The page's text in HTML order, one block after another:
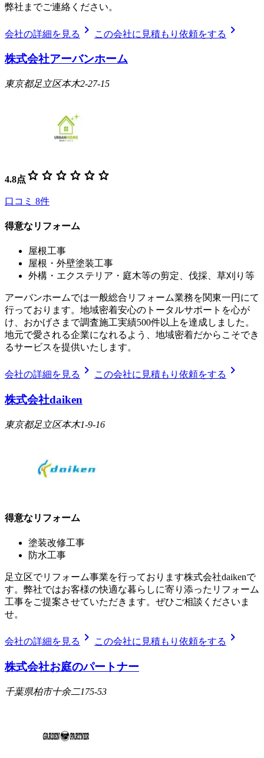
弊社までご連絡ください。
会社の詳細を見る chevron_right この会社に見積もり依頼をする chevron_right
株式会社アーバンホーム
東京都足立区本木2-27-15
4.8点 star star star star star star
口コミ 8件
得意なリフォーム
屋根工事
屋根・外壁塗装工事
外構・エクステリア・庭木等の剪定、伐採、草刈り等
アーバンホームでは一般総合リフォーム業務を関東一円にて
行っております。地域密着安心のトータルサポートを心が
け、おかげさまで調査施工実績500件以上を達成しました。
地元で愛される企業になれるよう、地域密着だからこそでき
るサービスを提供いたします。
会社の詳細を見る chevron_right この会社に見積もり依頼をする chevron_right
株式会社daiken
東京都足立区本木1-9-16
得意なリフォーム
塗装改修工事
防水工事
足立区でリフォーム事業を行っております株式会社daikenで
す。弊社ではお客様の快適な暮らしに寄り添ったリフォーム
工事をご提案させていただきます。ぜひご相談くださいま
せ。
会社の詳細を見る chevron_right この会社に見積もり依頼をする chevron_right
株式会社お庭のパートナー
千葉県柏市十余二175-53